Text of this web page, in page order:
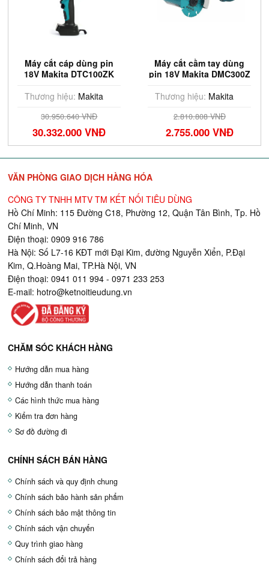
Máy cắt cáp dùng pin
18V Makita DTC100ZK
Thương hiệu: Makita
30.950.640 VNĐ
30.332.000 VNĐ
Máy cắt cầm tay dùng
pin 18V Makita DMC300Z
Thương hiệu: Makita
2.810.808 VNĐ
2.755.000 VNĐ
VĂN PHÒNG GIAO DỊCH HÀNG HÓA
CÔNG TY TNHH MTV TM KẾT NỐI TIÊU DÙNG
Hồ Chí Minh: 115 Đường C18, Phường 12, Quận Tân Bình, Tp. Hồ
Chí Minh, VN
Điện thoại: 0909 916 786
Hà Nội: Số L7-16 KĐT mới Đại Kim, đường Nguyễn Xiển, P.Đại
Kim, Q.Hoàng Mai, TP.Hà Nội, VN
Điện thoại: 0941 011 994 - 0971 233 253
E-mail: hotro@ketnoitieudung.vn
CHĂM SÓC KHÁCH HÀNG
Hướng dẫn mua hàng
Hướng dẫn thanh toán
Các hình thức mua hàng
Kiểm tra đơn hàng
Sơ đồ đường đi
CHÍNH SÁCH BÁN HÀNG
Chính sách và quy định chung
Chính sách bảo hành sản phẩm
Chính sách bảo mật thông tin
Chính sách vận chuyển
Quy trình giao hàng
Chính sách đổi trả hàng